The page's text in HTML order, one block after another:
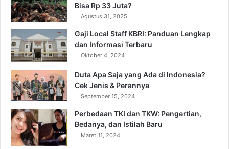
Bisa Rp 33 Juta?
Agustus 31, 2025
Gaji Local Staff KBRI: Panduan Lengkap
dan Informasi Terbaru
Oktober 4, 2024
Duta Apa Saja yang Ada di Indonesia?
Cek Jenis & Perannya
September 15, 2024
Perbedaan TKI dan TKW: Pengertian,
Bedanya, dan Istilah Baru
Maret 11, 2024